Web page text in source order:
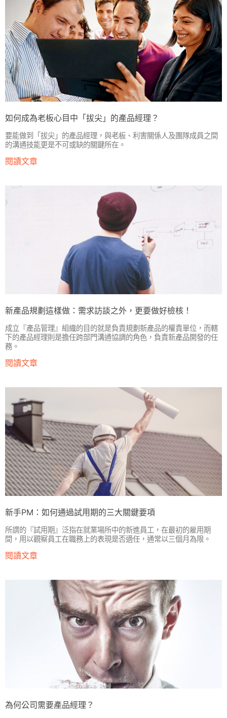
如何成為老板心目中「拔尖」的產品經理？
要能做到「拔尖」的產品經理，與老板、利害關係人及團隊成員之間
的溝通技能更是不可或缺的關鍵所在。
閱讀文章
新產品規劃這樣做：需求訪談之外，更要做好檢核！
成立『產品管理』組織的目的就是負責規劃新產品的權責單位，而轄
下的產品經理則是擔任跨部門溝通協調的角色，負責新產品開發的任
務。
閱讀文章
新手PM：如何通過試用期的三大關鍵要項
所謂的『試用期』泛指在就業場所中的新進員工，在最初的雇用期
間，用以觀察員工在職務上的表現是否適任，通常以三個月為限。
閱讀文章
為何公司需要產品經理？